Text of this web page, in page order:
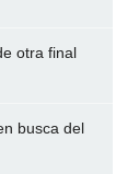
otra final
busca del